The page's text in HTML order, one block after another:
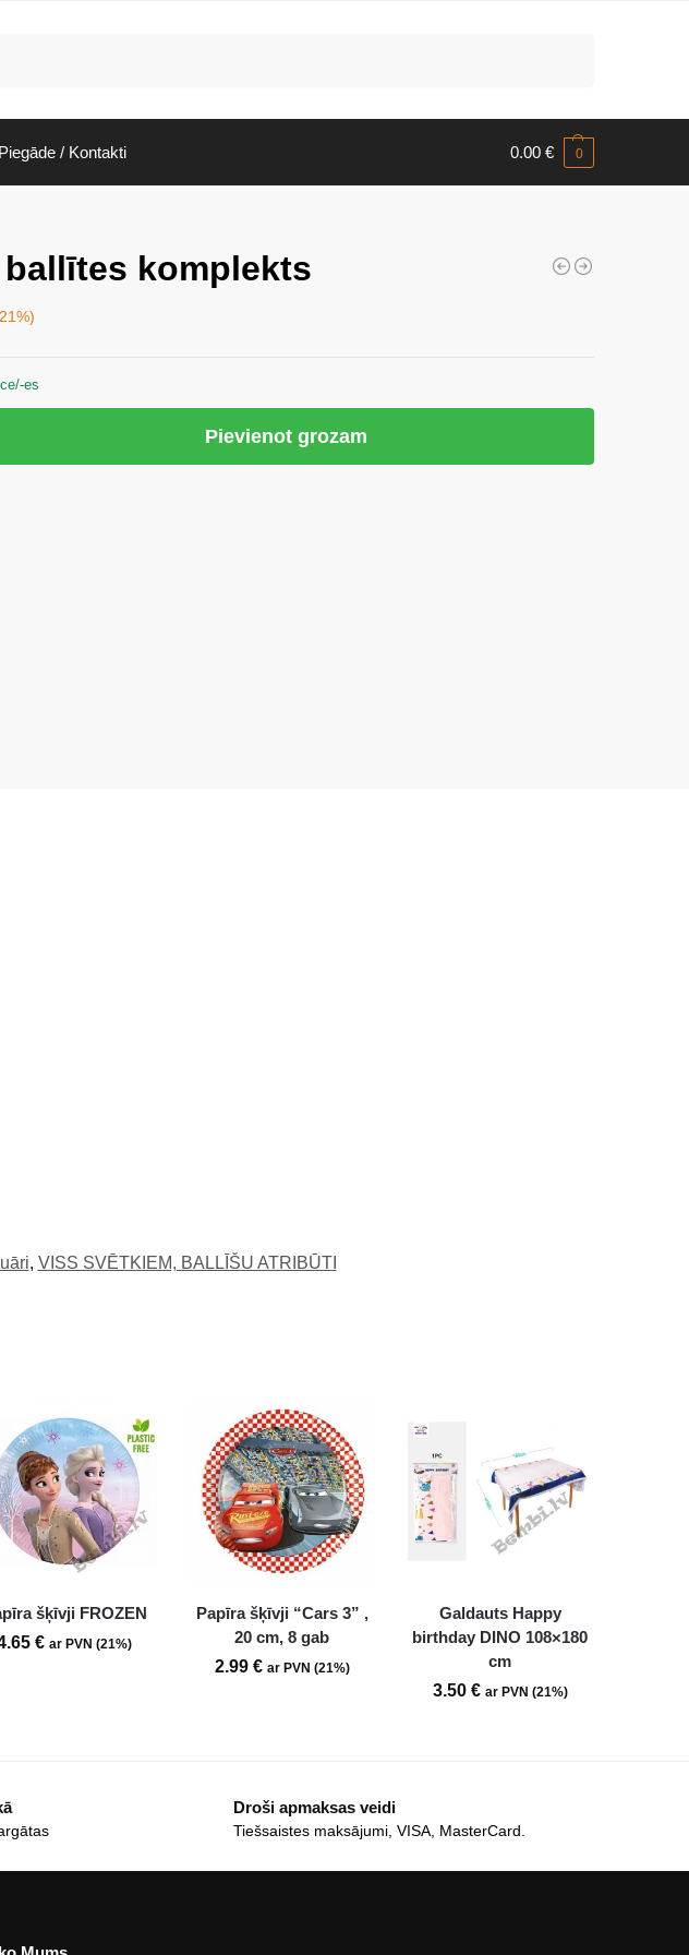
Piegāde / Kontakti 0.00 € 0
ballītes komplekts
es
Pievienot grozam
, VISS SVĒTKIEM, BALLĪŠU ATRIBŪTI
šķīvji FROZEN
€ ar PVN (21%)
Papīra šķīvji “Cars 3” ,
20 cm, 8 gab
2.99 € ar PVN (21%)
Galdauts Happy
birthday DINO 108×180
cm
3.50 € ar PVN (21%)
Droši apmaksas veidi
Tiešsaistes maksājumi, VISA, MasterCard.